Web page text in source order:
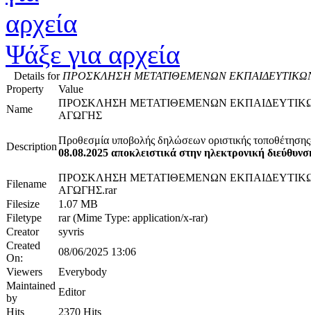
Ψάξε για αρχεία
Details forΠΡΟΣΚΛΗΣΗ ΜΕΤΑΤΙΘΕΜΕΝΩΝ ΕΚΠΑΙΔΕΥΤΙΚΩΝ
Property
Value
Name
ΠΡΟΣΚΛΗΣΗ ΜΕΤΑΤΙΘΕΜΕΝΩΝ
ΑΓΩΓΗΣ
Description
Προθεσμία υποβολής δηλώσεων οριστικής
08.08.2025 αποκλειστικά στην ηλεκτρονική
Filename
ΠΡΟΣΚΛΗΣΗ ΜΕΤΑΤΙΘΕΜΕΝΩΝ
ΑΓΩΓΗΣ.rar
Filesize
1.07 MB
Filetype
rar (Mime Type: application/x-rar)
Creator
syvris
Created
On:
08/06/2025 13:06
Viewers
Everybody
Maintained
by
Editor
Hits
2370 Hits